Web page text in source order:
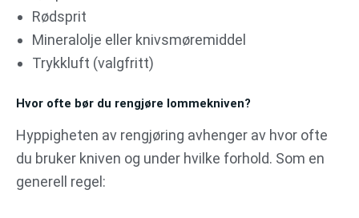
Rødsprit
Mineralolje eller knivsmøremiddel
Trykkluft (valgfritt)
Hvor ofte bør du rengjøre lommekniven?
Hyppigheten av rengjøring avhenger av hvor ofte
du bruker kniven og under hvilke forhold. Som en
generell regel: